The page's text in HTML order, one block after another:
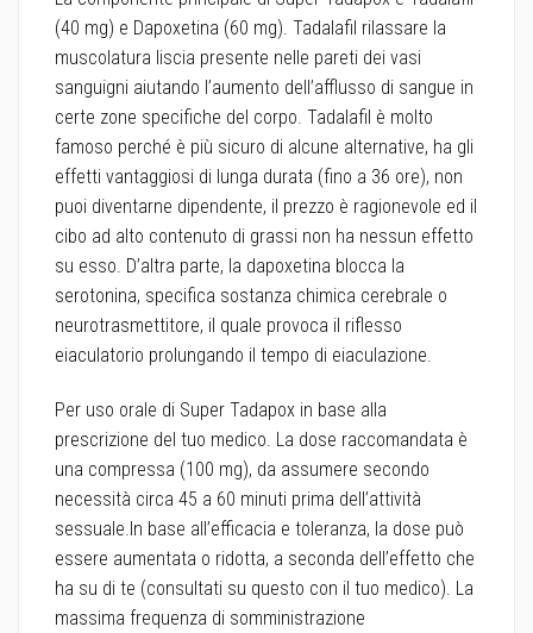
(40 mg) e Dapoxetina (60 mg). Tadalafil rilassare la
muscolatura liscia presente nelle pareti dei vasi
sanguigni aiutando l’aumento dell’afflusso di sangue in
certe zone specifiche del corpo. Tadalafil è molto
famoso perché è più sicuro di alcune alternative, ha gli
effetti vantaggiosi di lunga durata (fino a 36 ore), non
puoi diventarne dipendente, il prezzo è ragionevole ed il
cibo ad alto contenuto di grassi non ha nessun effetto
su esso. D’altra parte, la dapoxetina blocca la
serotonina, specifica sostanza chimica cerebrale o
neurotrasmettitore, il quale provoca il riflesso
eiaculatorio prolungando il tempo di eiaculazione.
Per uso orale di Super Tadapox in base alla
prescrizione del tuo medico. La dose raccomandata è
una compressa (100 mg), da assumere secondo
necessità circa 45 a 60 minuti prima dell’attività
sessuale.In base all’efficacia e toleranza, la dose può
essere aumentata o ridotta, a seconda dell’effetto che
ha su di te (consultati su questo con il tuo medico). La
massima frequenza di somministrazione